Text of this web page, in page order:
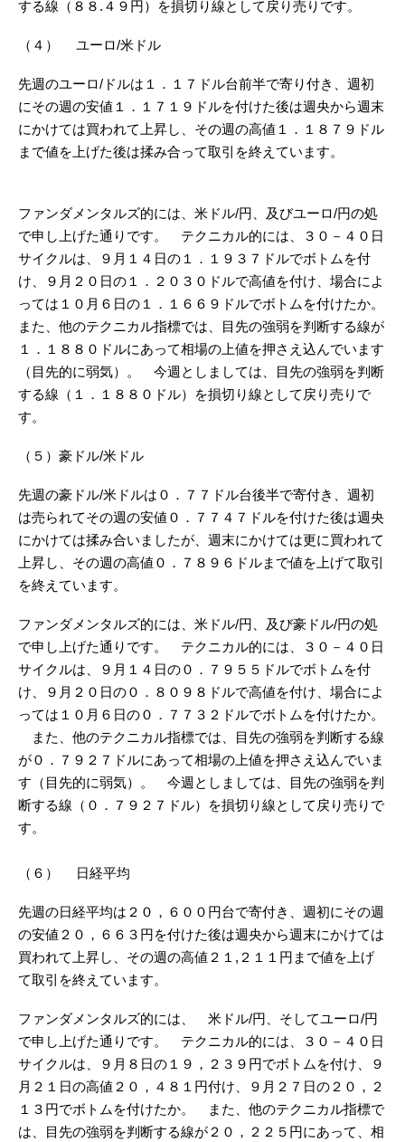
する線（８８.４９円）を損切り線として戻り売りです。
（４） ユーロ/米ドル
先週のユーロ/ドルは１．１７ドル台前半で寄り付き、週初
にその週の安値１．１７１９ドルを付けた後は週央から週末
にかけては買われて上昇し、その週の高値１．１８７９ドル
まで値を上げた後は揉み合って取引を終えています。
ファンダメンタルズ的には、米ドル/円、及びユーロ/円の処
で申し上げた通りです。 テクニカル的には、３０－４０日
サイクルは、９月１４日の１．１９３７ドルでボトムを付
け、９月２０日の１．２０３０ドルで高値を付け、場合によ
っては１０月６日の１．１６６９ドルでボトムを付けたか。
また、他のテクニカル指標では、目先の強弱を判断する線が
１．１８８０ドルにあって相場の上値を押さえ込んでいます
（目先的に弱気）。 今週としましては、目先の強弱を判断
する線（１．１８８０ドル）を損切り線として戻り売りで
す。
（５）豪ドル/米ドル
先週の豪ドル/米ドルは０．７７ドル台後半で寄付き、週初
は売られてその週の安値０．７７４７ドルを付けた後は週央
にかけては揉み合いましたが、週末にかけては更に買われて
上昇し、その週の高値０．７８９６ドルまで値を上げて取引
を終えています。
ファンダメンタルズ的には、米ドル/円、及び豪ドル/円の処
で申し上げた通りです。 テクニカル的には、３０－４０日
サイクルは、９月１４日の０．７９５５ドルでボトムを付
け、９月２０日の０．８０９８ドルで高値を付け、場合によ
っては１０月６日の０．７７３２ドルでボトムを付けたか。
また、他のテクニカル指標では、目先の強弱を判断する線
が０．７９２７ドルにあって相場の上値を押さえ込んでいま
す（目先的に弱気）。 今週としましては、目先の強弱を判
断する線（０．７９２７ドル）を損切り線として戻り売りで
す。
（６） 日経平均
先週の日経平均は２０，６００円台で寄付き、週初にその週
の安値２０，６６３円を付けた後は週央から週末にかけては
買われて上昇し、その週の高値２１,２１１円まで値を上げ
て取引を終えています。
ファンダメンタルズ的には、 米ドル/円、そしてユーロ/円
で申し上げた通りです。 テクニカル的には、３０－４０日
サイクルは、９月８日の１９，２３９円でボトムを付け、９
月２１日の高値２０，４８１円付け、９月２７日の２０，２
１３円でボトムを付けたか。 また、他のテクニカル指標で
は、目先の強弱を判断する線が２０，２２５円にあって、相